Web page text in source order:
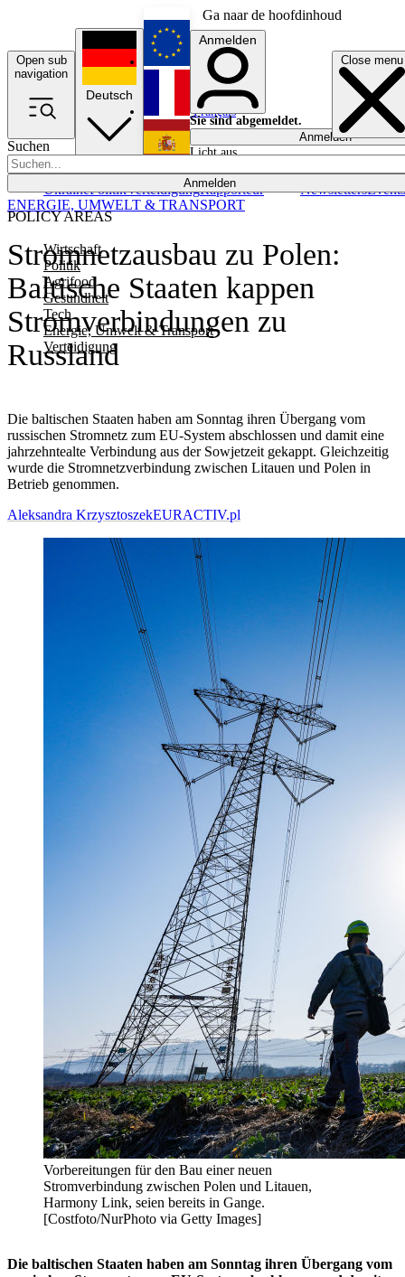
Ga naar de hoofdinhoud
Open sub
navigation
Close menu
Suchen
Anmelden
POLICY AREAS
Wirtschaft
Politik
Agrifood
Gesundheit
Tech
Energie, Umwelt & Transport
Verteidigung
UkrainePolitikVerteidigungRapporteur NewslettersEvents
Deutsch
English
Français
Anmelden
Sie sind abgemeldet.
Anmelden
Licht aus
Stromnetzausbau zu Polen:
Baltische Staaten kappen
Stromverbindungen zu
Russland
Die baltischen Staaten haben am Sonntag ihren Übergang vom
russischen Stromnetz zum EU-System abschlossen und damit eine
jahrzehntealte Verbindung aus der Sowjetzeit gekappt. Gleichzeitig
wurde die Stromnetzverbindung zwischen Litauen und Polen in
Betrieb genommen.
ENERGIE, UMWELT & TRANSPORT
Aleksandra KrzysztoszekEURACTIV.pl
Vorbereitungen für den Bau einer neuen
Stromverbindung zwischen Polen und Litauen,
Harmony Link, seien bereits in Gange.
[Costfoto/NurPhoto via Getty Images]
Die baltischen Staaten haben am Sonntag ihren Übergang vom